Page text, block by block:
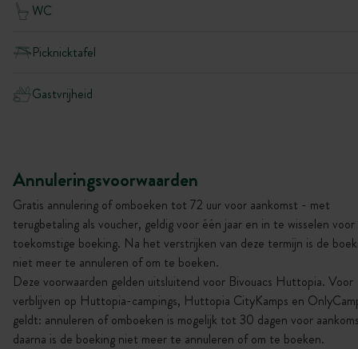
WC
Picknicktafel
Gastvrijheid
Annuleringsvoorwaarden
Gratis annulering of omboeken tot 72 uur voor aankomst - met
terugbetaling als voucher, geldig voor één jaar en in te wisselen
toekomstige boeking. Na het verstrijken van deze termijn is de
niet meer te annuleren of om te boeken.
Deze voorwaarden gelden uitsluitend voor Bivouacs Huttopia. Voor
verblijven op Huttopia-campings, Huttopia CityKamps en
geldt: annuleren of omboeken is mogelijk tot 30 dagen voor
daarna is de boeking niet meer te annuleren of om te boeken.